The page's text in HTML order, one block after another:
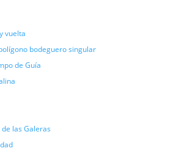
vuelta
bodeguero singular
de Guía
las Galeras